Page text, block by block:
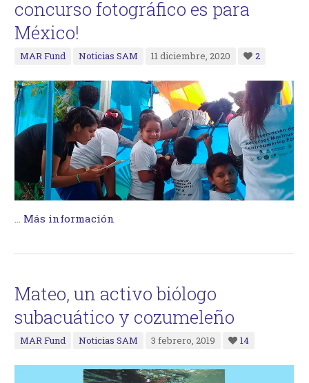
concurso fotográfico es para
México!
MAR Fund Noticias SAM 11 diciembre, 2020 2
… Más información
Mateo, un activo biólogo
subacuático y cozumeleño
MAR Fund Noticias SAM 3 febrero, 2019 14